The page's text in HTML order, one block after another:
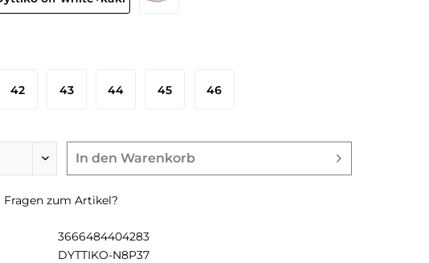
42 43 44 45 46
In den Warenkorb
Fragen zum Artikel?
3666484404283
DYTTIKO-N8P37